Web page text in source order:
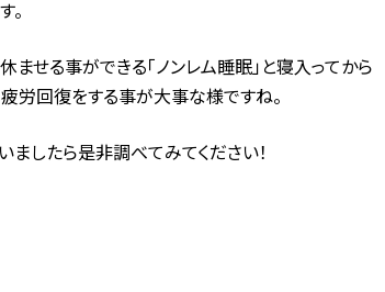
。
せる事ができる「ノンレム睡眠」と寝入ってから
労回復をする事が大事な様ですね。
したら是非調べてみてください！